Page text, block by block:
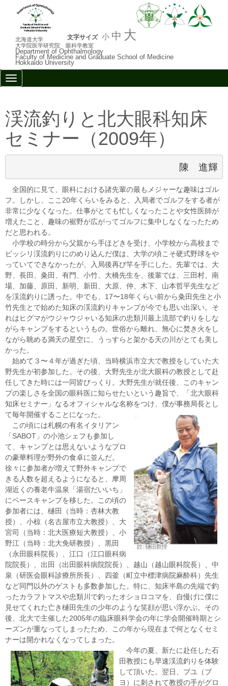
北海道大学
大学院医学研究院 眼科学教室
Department of Ophthalmology
Faculty of Medicine and Graduate School of Medicine
Hokkaido University
文字サイズ 小 中 大
N
a
g
a
t
i
o
渓流釣りと北大眼科知床
セミナー（2009年）
陳　進輝
全国的に見て、眼科における諸先輩の最もメジャーな趣味はゴル
フ。しかし、ここ20年くらいをみると、入局者でゴルフをする者が
非常に少なくなった。仕事がとても忙しくなったことや女性医師が
増えたこと、趣味の裾野が広がってゴルフに集中しなくなったため
だと思われる。
小学校の時分から父親から手ほどきを受け、小学校から高校まで
ビッシリ渓流釣りにのめり込んだ僕は、大学の頃こそ硬式野球をや
っていてできなかったが、入局後再び竿を手にした。先輩では、大
野、長田、粂田、有門、小竹、大橋先生を、後輩では、三田村、南
場、加藤、原田、新明、新田、大原、仲、木下、山本哲平先生など
を渓流釣りに誘った。中でも、17〜18年くらい前から粂田先生と小
竹先生とで始めた知床の渓流釣りキャンプが今でも思い出深い。そ
れはヒグマがウジャウジャいる知床の忠類川最上流部で釣りをしな
がらキャンプをするというもの。世俗から離れ、無心に焚き火をし
ながら眺める満天の星空に、うっすらと架かる天の川がとても美し
かった。
始めて３〜４年が過ぎた頃、当時横浜市立大で教授をしていた大
野先生が初参加した。その後、大野先生が北大眼科の教授として赴
任してきた時には一同皆びっくり。大野先生が就任後、このキャン
プの楽しさを全国の眼科医に知らせたいという趣旨で、「北大眼科
知床セミナー」なるオフィシャルな名称をつけ、僕が事務局長とし
て毎年開催することになった。
この頃には札幌の有名イタリアン
「SABOT」の小池シェフも参加し
て、キャンプとは思えないようなプロ
の豪華料理が野外の食卓に並んだ。
徐々に参加者が増えて野外キャンプで
きる人数を超えるようになると、摩周
湖近くの養老牛温泉「湯宿だいいち」
にベースキャンプを移した。この頃の
参加者には、樋田（当時：杏林大教
授）、小椋（名古屋市立大教授）、大
宮司（当時：北大医療短大教授）、小
野江（当時：北大免研教授）、黒田
（永田眼科院長）、江口（江口眼科病
院院長）、出田（出田眼科病院院長）、越山（越山眼科院長）、中
泉（研医会眼科診療所所長）、四釜（町立中標津病院麻酔科）先生
など同門以外のゲストも多数参加した。特に、知床半島の先端で釣
ったカラフトマスや忠類川で釣ったオショロコマを、自慢げに僕に
見せてくれた亡き樋田先生の少年のような笑顔が思い浮かぶ。その
後、北大で主催した2005年の臨床眼科学会の年に学会開催時期とシ
ーズンが重なってしまったため、この年から現在まで何となくセミ
ナーは開かれなくなってしまった。
今年の夏、新たに赴任した石
田教授にも早速渓流釣りを体験
して頂いた。翌日、ブユ（ブ
ヨ）に刺されて教授の手がグロ